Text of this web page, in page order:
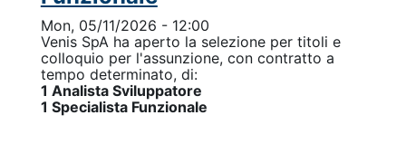
Mon, 05/11/2026 - 12:00
Venis SpA ha aperto la selezione per titoli e
colloquio per l'assunzione, con contratto a
tempo determinato, di:
1 Analista Sviluppatore
1 Specialista Funzionale